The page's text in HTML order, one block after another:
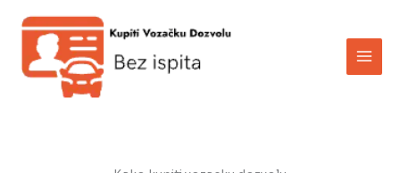
content